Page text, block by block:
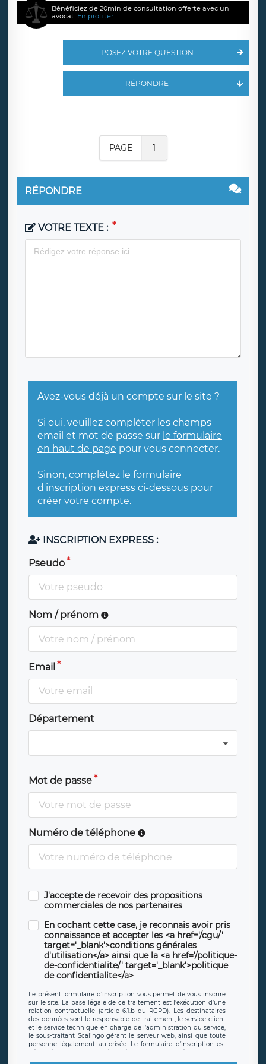
Bénéficiez de 20min de consultation offerte avec un
avocat. En profiter
POSEZ VOTRE QUESTION
RÉPONDRE
PAGE 1
RÉPONDRE
VOTRE TEXTE :
Avez-vous déjà un compte sur le site ?
Si oui, veuillez compléter les champs
email et mot de passe sur le formulaire
en haut de page pour vous connecter.
Sinon, complétez le formulaire
d'inscription express ci-dessous pour
créer votre compte.
INSCRIPTION EXPRESS :
Pseudo
Nom / prénom
Email
Département
Mot de passe
Numéro de téléphone
J'accepte de recevoir des propositions
commerciales de nos partenaires
En cochant cette case, je reconnais avoir pris
connaissance et accepter les <a href='/cgu/'
target='_blank'>conditions générales
d'utilisation</a> ainsi que la <a href='/politique-
de-confidentialite/' target='_blank'>politique
de confidentialite</a>
Le présent formulaire d’inscription vous permet de vous inscrire
sur le site. La base légale de ce traitement est l’exécution d’une
relation contractuelle (article 6.1.b du RGPD). Les destinataires
des données sont le responsable de traitement, le service client
et le service technique en charge de l’administration du service,
le sous-traitant Scalingo gérant le serveur web, ainsi que toute
personne légalement autorisée. Le formulaire d’inscription est
offrant desclauses de protection conformes au RGPD. Les